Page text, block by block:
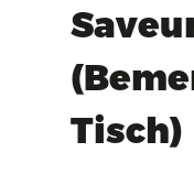
Tisch)